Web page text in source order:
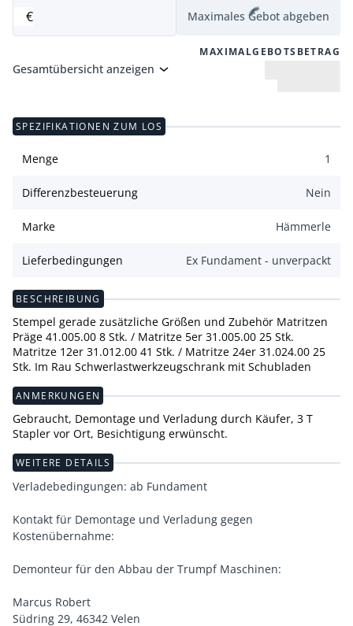
€ Maximales Gebot abgeben
MAXIMALGEBOTSBETRAG
Gesamtübersicht anzeigen
SPEZIFIKATIONEN ZUM LOS
Menge 1
Differenzbesteuerung Nein
Marke Hämmerle
Lieferbedingungen Ex Fundament - unverpackt
BESCHREIBUNG
Stempel gerade zusätzliche Größen und Zubehör Matritzen
Präge 41.005.00 8 Stk. / Matritze 5er 31.005.00 25 Stk.
Matritze 12er 31.012.00 41 Stk. / Matritze 24er 31.024.00 25
Stk. Im Rau Schwerlastwerkzeugschrank mit Schubladen
ANMERKUNGEN
Gebraucht, Demontage und Verladung durch Käufer, 3 T
Stapler vor Ort, Besichtigung erwünscht.
WEITERE DETAILS
Verladebedingungen: ab Fundament
Kontakt für Demontage und Verladung gegen
Kostenübernahme:
Demonteur für den Abbau der Trumpf Maschinen:
Marcus Robert
Südring 29, 46342 Velen